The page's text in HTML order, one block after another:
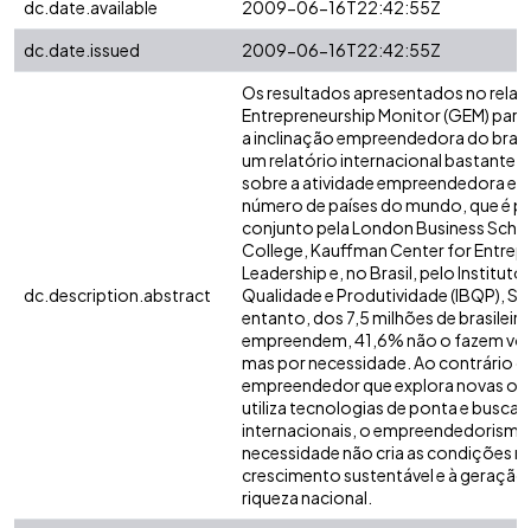
dc.date.available
2009-06-16T22:42:55Z
dc.date.issued
2009-06-16T22:42:55Z
dc.description.abstract
Os resultados apresentados no
Entrepreneurship Monitor (GEM)
a inclinação empreendedora do
um relatório internacional bastante
sobre a atividade empreendedora
número de países do mundo, que é
conjunto pela London Business
College, Kauffman Center for
Leadership e, no Brasil, pelo Instituto
Qualidade e Produtividade (IBQP),
entanto, dos 7,5 milhões de
empreendem, 41,6% não o fazem
mas por necessidade. Ao contrário
empreendedor que explora novas
utiliza tecnologias de ponta e busca
internacionais, o
necessidade não cria as condições
crescimento sustentável e à
riqueza nacional.